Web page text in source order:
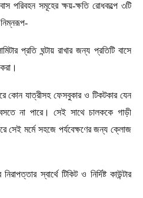
পরিবহন সমূহের ক্ষয়-ক্ষতি রোধকল্পে ৩টি
প্রতি ঘন্টায় রাখার জন্য প্রতিটি বাসে
কোন যাত্রীসহ ফেসবুকার ও টিকটকার যেন
না পারে। সেই সাথে চালককে গাড়ী
সেই মর্মে সহজে পর্যবেক্ষণের জন্য ক্লোজ
স্বার্থে টিকিট ও নির্দিষ্ট কাউন্টার